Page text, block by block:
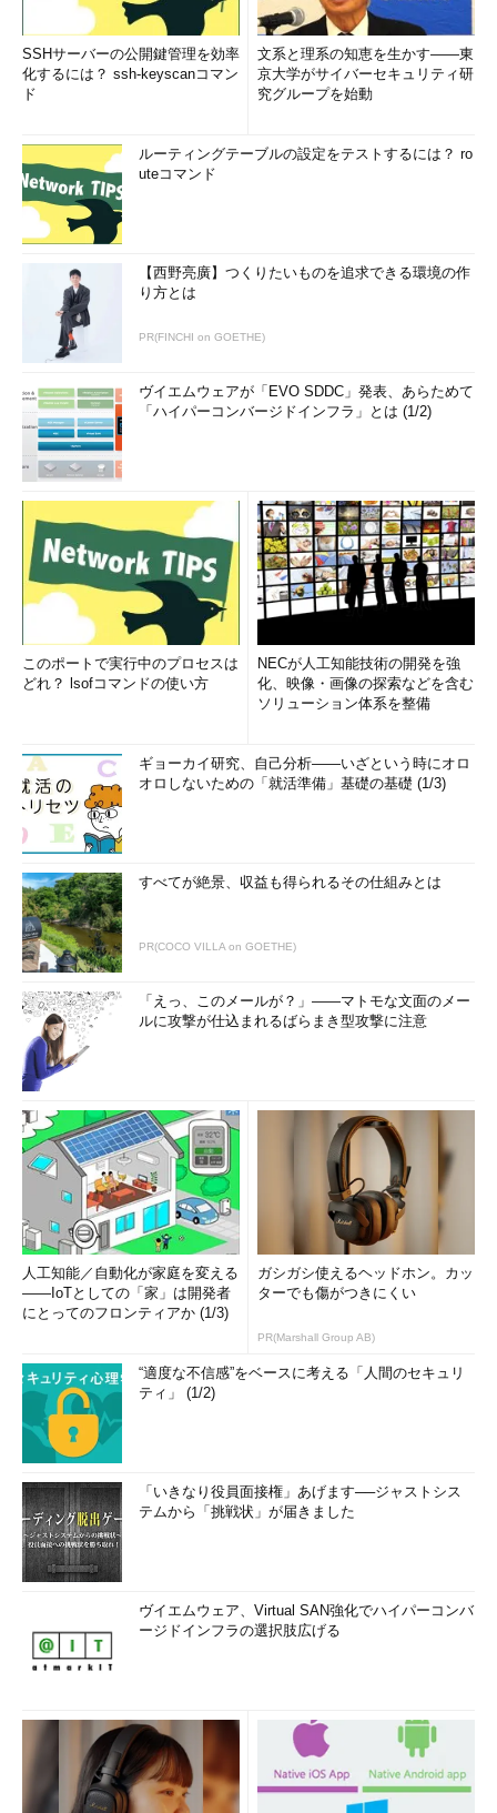
SSHサーバーの公開鍵管理を効率
化するには？ ssh-keyscanコマン
ド
文系と理系の知恵を生かす――東
京大学がサイバーセキュリティ研
究グループを始動
ルーティングテーブルの設定をテストするには？ ro
uteコマンド
【西野亮廣】つくりたいものを追求できる環境の作
り方とは
PR(FINCHI on GOETHE)
ヴイエムウェアが「EVO SDDC」発表、あらためて
「ハイパーコンバージドインフラ」とは (1/2)
このポートで実行中のプロセスは
どれ？ lsofコマンドの使い方
NECが人工知能技術の開発を強
化、映像・画像の探索などを含む
ソリューション体系を整備
ギョーカイ研究、自己分析――いざという時にオロ
オロしないための「就活準備」基礎の基礎 (1/3)
すべてが絶景、収益も得られるその仕組みとは
PR(COCO VILLA on GOETHE)
「えっ、このメールが？」――マトモな文面のメー
ルに攻撃が仕込まれるばらまき型攻撃に注意
人工知能／自動化が家庭を変える
――IoTとしての「家」は開発者
にとってのフロンティアか (1/3)
ガシガシ使えるヘッドホン。カッ
ターでも傷がつきにくい
PR(Marshall Group AB)
“適度な不信感”をベースに考える「人間のセキュリ
ティ」 (1/2)
「いきなり役員面接権」あげます──ジャストシス
テムから「挑戦状」が届きました
ヴイエムウェア、Virtual SAN強化でハイパーコンバ
ージドインフラの選択肢広げる